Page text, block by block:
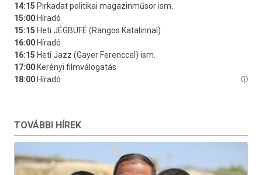
TOVÁBBI HÍREK